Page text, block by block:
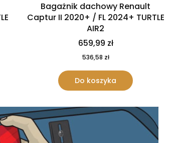
Bagażnik dachowy Renault
Captur II 2020+ / FL 2024+ TURTLE
AIR2
659,99 zł
536,58 zł
Do koszyka